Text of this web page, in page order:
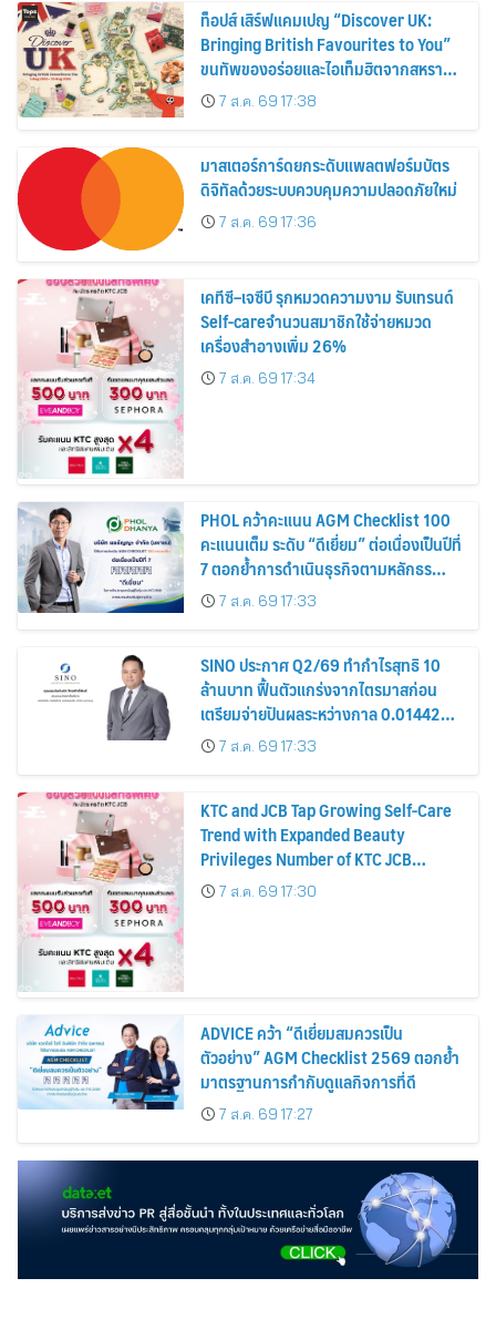
ท็อปส์ เสิร์ฟแคมเปญ “Discover UK:
Bringing British Favourites to You”
ขนทัพของอร่อยและไอเท็มฮิตจากสหราช
อาณาจักร ส่งตรงถึงมือตั้งแต่วันนี้ – 18
สิงหาคมนี้
7 ส.ค. 69 17:38
มาสเตอร์การ์ดยกระดับแพลตฟอร์มบัตร
ดิจิทัลด้วยระบบควบคุมความปลอดภัยใหม่
7 ส.ค. 69 17:36
เคทีซี–เจซีบี รุกหมวดความงาม รับเทรนด์
Self-careจำนวนสมาชิกใช้จ่ายหมวด
เครื่องสำอางเพิ่ม 26%
7 ส.ค. 69 17:34
PHOL คว้าคะแนน AGM Checklist 100
คะแนนเต็ม ระดับ “ดีเยี่ยม” ต่อเนื่องเป็นปีที่
7 ตอกย้ำการดำเนินธุรกิจตามหลักธร
รมาภิบาล โปร่งใส สร้างความเชื่อมั่นผู้ถือ
หุ้น
7 ส.ค. 69 17:33
SINO ประกาศ Q2/69 ทำกำไรสุทธิ 10
ล้านบาท ฟื้นตัวแกร่งจากไตรมาสก่อน
เตรียมจ่ายปันผลระหว่างกาล 0.014423
บาทต่อหุ้น ครึ่งปีหลังมุ่งเติบโตต่อเนื่อง
7 ส.ค. 69 17:33
KTC and JCB Tap Growing Self-Care
Trend with Expanded Beauty
Privileges Number of KTC JCB
Cardmembers Spending on
Cosmetics Rises 26%
7 ส.ค. 69 17:30
ADVICE คว้า “ดีเยี่ยมสมควรเป็น
ตัวอย่าง” AGM Checklist 2569 ตอกย้ำ
มาตรฐานการกำกับดูแลกิจการที่ดี
7 ส.ค. 69 17:27